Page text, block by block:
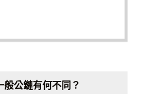
公鏈有何不同？